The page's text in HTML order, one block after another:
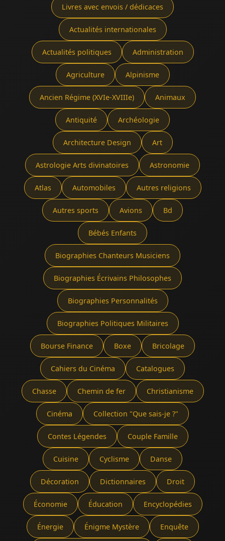
Livres avec envois / dédicaces
Actualités internationales
Actualités politiques Administration
Agriculture Alpinisme
Ancien Régime (XVIe-XVIIIe) Animaux
Antiquité Archéologie
Architecture Design Art
Astrologie Arts divinatoires Astronomie
Atlas Automobiles Autres religions
Autres sports Avions Bd
Bébés Enfants
Biographies Chanteurs Musiciens
Biographies Écrivains Philosophes
Biographies Personnalités
Biographies Politiques Militaires
Bourse Finance Boxe Bricolage
Cahiers du Cinéma Catalogues
Chasse Chemin de fer Christianisme
Cinéma Collection "Que sais-je ?"
Contes Légendes Couple Famille
Cuisine Cyclisme Danse
Décoration Dictionnaires Droit
Économie Éducation Encyclopédies
Énergie Énigme Mystère Enquête